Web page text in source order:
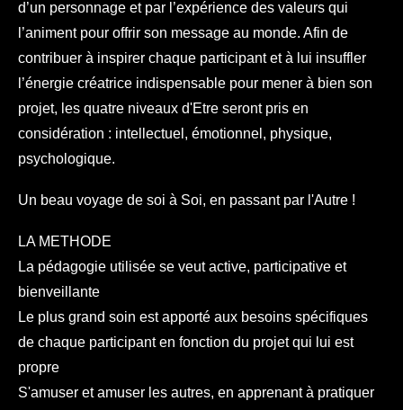
d’un personnage et par l’expérience des valeurs qui
l’animent pour offrir son message au monde. Afin de
contribuer à inspirer chaque participant et à lui insuffler
l’énergie créatrice indispensable pour mener à bien son
projet, les quatre niveaux d'Etre seront pris en
considération : intellectuel, émotionnel, physique,
psychologique.
Un beau voyage de soi à Soi, en passant par l'Autre !
LA METHODE
La pédagogie utilisée se veut active, participative et
bienveillante
Le plus grand soin est apporté aux besoins spécifiques
de chaque participant en fonction du projet qui lui est
propre
S'amuser et amuser les autres, en apprenant à pratiquer